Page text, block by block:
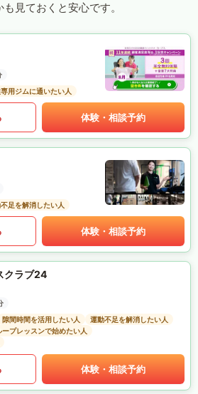
見ておくと安心です。
用ジムに通いたい人
体験・相談予約
足を解消したい人
体験・相談予約
クラブ24
隙間時間を活用したい人
運動不足を解消したい人
ープレッスンで始めたい人
体験・相談予約